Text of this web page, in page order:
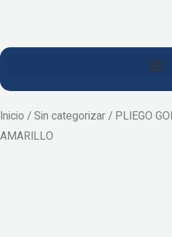
Inicio / Sin categorizar / PLIEGO
AMARILLO